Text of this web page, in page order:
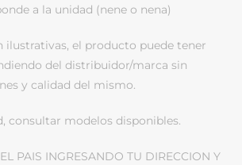
a la unidad (nene o nena)
ilustrativas, el producto puede tener
del distribuidor/marca sin
y calidad del mismo.
consultar modelos disponibles.
PAIS INGRESANDO TU DIRECCION Y